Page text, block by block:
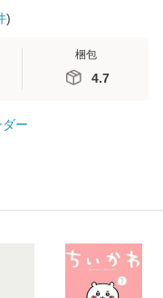
)
梱包
4.7
ー